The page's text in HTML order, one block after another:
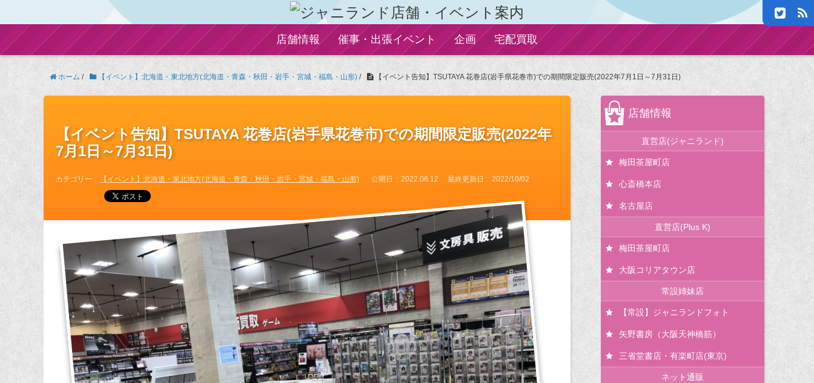
店舗情報 催事・出張イベント 企画 宅配買取
ホーム / 【イベント】北海道・東北地方(北海道・青森・秋田・岩手・宮城・福島・山形) / 【イベント告知】TSUTAYA 花巻店(岩手県花巻市)での期間限定販売(2022年7月1日～7月31日)
【イベント告知】TSUTAYA 花巻店(岩手県花巻市)での期間限定販売(2022年
7月1日～7月31日)
カテゴリー 【イベント】北海道・東北地方(北海道・青森・秋田・岩手・宮城・福島・山形) 公開日 2022.06.12 最終更新日 2022/10/02
店舗情報
直営店(ジャニランド)
梅田茶屋町店
心斎橋本店
名古屋店
直営店(Plus K)
梅田茶屋町店
大阪コリアタウン店
常設姉妹店
【常設】ジャニランドフォト
矢野書房（大阪天神橋筋）
三省堂書店・有楽町店(東京)
ネット通販